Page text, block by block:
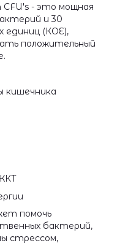
CFU's - это мощная
и 30
единиц (КОЕ),
положительный
кишечника
помочь
бактерий,
стрессом,